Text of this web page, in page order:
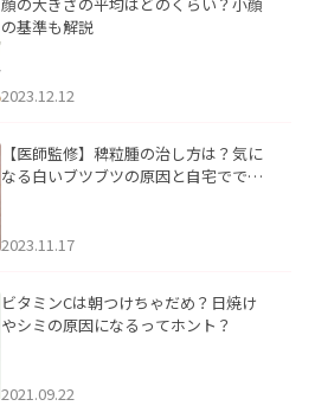
の基準も解説
2023.12.12
【医師監修】稗粒腫の治し方は？気に
なる白いブツブツの原因と自宅ででき
2023.11.17
ビタミンCは朝つけちゃだめ？日焼け
やシミの原因になるってホント？
2021.09.22